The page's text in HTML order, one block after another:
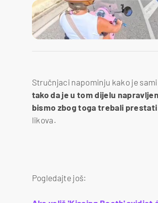
Stručnjaci napominju kako je
tako da je u tom dijelu
bismo zbog toga trebali
likova.
Pogledajte još: